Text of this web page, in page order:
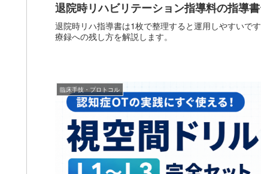
退院時リハビリテーション指導料の指導
退院時リハ指導書は1枚で整理すると運用しやすいで
療録への残し方を解説します。
臨床手技・プロトコル